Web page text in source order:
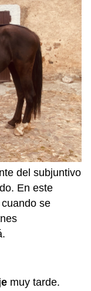
del subjuntivo
En este
se
muy tarde.